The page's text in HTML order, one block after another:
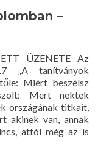
–
ÜZENETE Az
„A tanítványok
Miért beszélsz
Mert nektek
országának titkait,
akinek van, annak
attól még az is